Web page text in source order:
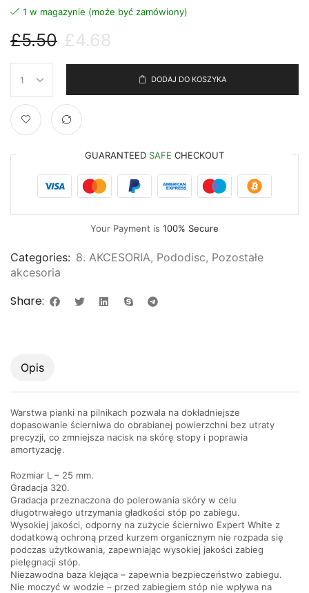
1 w magazynie (może być zamówiony)
£5.50 £4.68
DODAJ DO KOSZYKA
GUARANTEED SAFE CHECKOUT
Your Payment is 100% Secure
Categories: 8. AKCESORIA, Pododisc, Pozostałe
akcesoria
Share:
Opis
Warstwa pianki na pilnikach pozwala na dokładniejsze
dopasowanie ścierniwa do obrabianej powierzchni bez utraty
precyzji, co zmniejsza nacisk na skórę stopy i poprawia
amortyzację.
Rozmiar L – 25 mm.
Gradacja 320.
Gradacja przeznaczona do polerowania skóry w celu
długotrwałego utrzymania gładkości stóp po zabiegu.
Wysokiej jakości, odporny na zużycie ścierniwo Expert White z
dodatkową ochroną przed kurzem organicznym nie rozpada się
podczas użytkowania, zapewniając wysokiej jakości zabieg
pielęgnacji stóp.
Niezawodna baza klejąca – zapewnia bezpieczeństwo zabiegu.
Nie moczyć w wodzie – przed zabiegiem stóp nie wpływa na